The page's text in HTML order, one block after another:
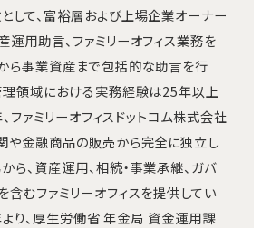
して、富裕層および上場企業オーナー
運用助言、ファミリーオフィス業務を
ら事業資産まで包括的な助言を行
理領域における実務経験は25年以上
ファミリーオフィスドットコム株式会社
や金融商品の販売から完全に独立し
ら、資産運用、相続・事業承継、ガバ
含むファミリーオフィスを提供してい
り、厚生労働省 年金局 資金運用課